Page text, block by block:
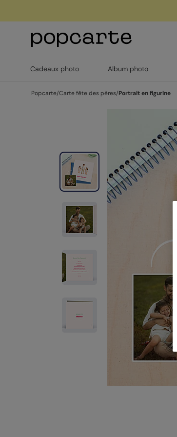
Cadeaux photo Album photo
Popcarte/Carte fête des pères/Portrait en figurine